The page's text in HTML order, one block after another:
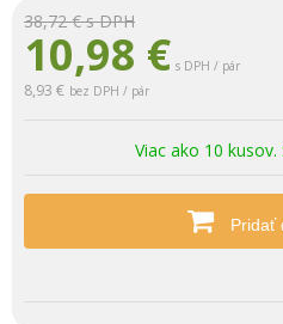
38,72 €s DPH
10,98 € s DPH / pár
8,93 € bez DPH / pár
Viac ako 10
Pridať